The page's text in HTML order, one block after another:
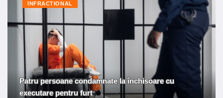
INFRACTIONAL
Patru persoane condamnate la închisoare cu
executare pentru furt